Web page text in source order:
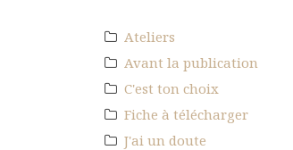
Ateliers
Avant la publication
C'est ton choix
Fiche à télécharger
J'ai un doute